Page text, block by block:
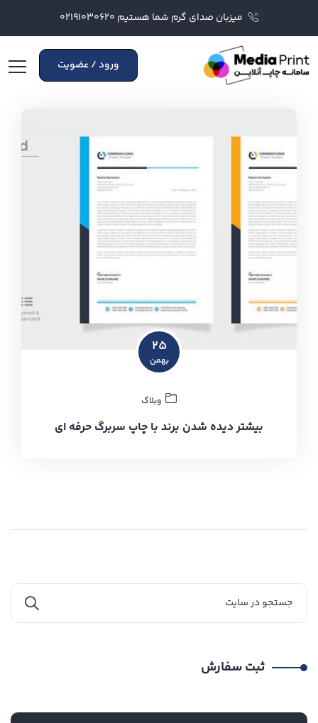
میزبان صدای گرم شما هستیم ۰۲۱۹۱۰۳۰۶۲۰
ورود / عضویت
۲۵
بهمن
وبلاگ
بیشتر دیده شدن برند با چاپ سربرگ حرفه ای
ثبت سفارش